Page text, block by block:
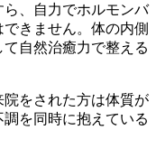
、自力でホルモンバ
きません。体の内側
自然治癒力で整える
院をされた方は体質が
を同時に抱えている